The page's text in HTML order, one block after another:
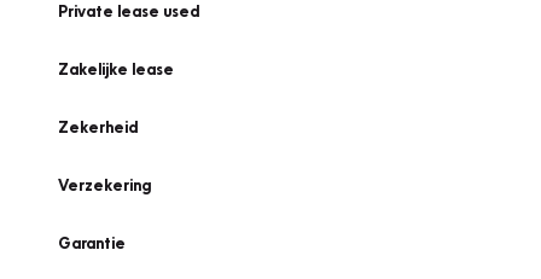
Private lease used
Zakelijke lease
Zekerheid
Verzekering
Garantie